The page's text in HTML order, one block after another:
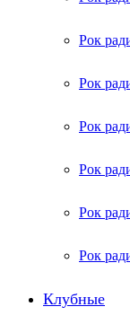
Рок
Рок
Рок
Рок
Рок
Рок
Клубные